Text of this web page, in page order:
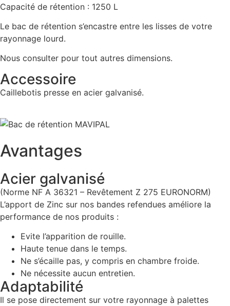
Capacité de rétention : 1250 L
Le bac de rétention s’encastre entre les lisses de votre
rayonnage lourd.
Nous consulter pour tout autres dimensions.
Accessoire
Caillebotis presse en acier galvanisé.
Avantages
Acier galvanisé
(Norme NF A 36321 – Revêtement Z 275 EURONORM)
L’apport de Zinc sur nos bandes refendues améliore la
performance de nos produits :
Evite l’apparition de rouille.
Haute tenue dans le temps.
Ne s’écaille pas, y compris en chambre froide.
Ne nécessite aucun entretien.
Adaptabilité
Il se pose directement sur votre rayonnage à palettes